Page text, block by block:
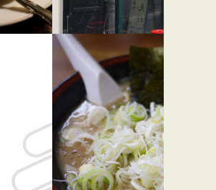
AFURI 原
宿
★☆☆
らーめん屋